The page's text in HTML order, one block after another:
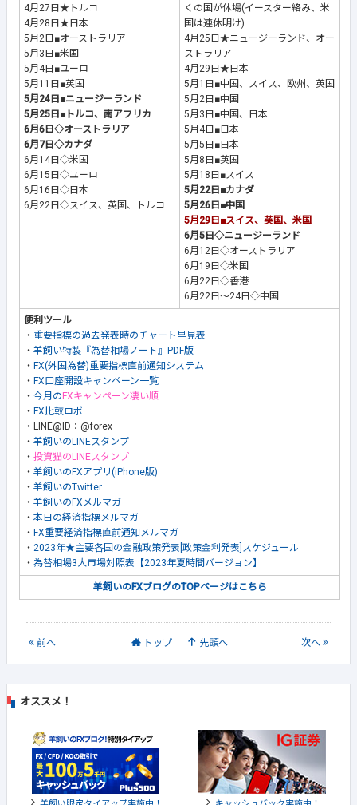
4月27日★トルコ
4月28日★日本
5月2日■オーストラリア
5月3日■米国
5月4日■ユーロ
5月11日■英国
5月24日■ニュージーランド
5月25日■トルコ、南アフリカ
6月6日◇オーストラリア
6月7日◇カナダ
6月14日◇米国
6月15日◇ユーロ
6月16日◇日本
6月22日◇スイス、英国、トルコ
くの国が休場(イースター絡み、米
国は連休明け)
4月25日★ニュージーランド、オー
ストラリア
4月29日★日本
5月1日■中国、スイス、欧州、英国
5月2日■中国
5月3日■中国、日本
5月4日■日本
5月5日■日本
5月8日■英国
5月18日■スイス
5月22日■カナダ
5月26日■中国
5月29日■スイス、英国、米国
6月5日◇ニュージーランド
6月12日◇オーストラリア
6月19日◇米国
6月22日◇香港
6月22日～24日◇中国
便利ツール
・ 重要指標の過去発表時のチャート早見表
・ 羊飼い特製『為替相場ノート』PDF版
・ FX(外国為替)重要指標直前通知システム
・ FX口座開設キャンペーン一覧
・ 今月の FXキャンペーン凄い順
・ FX比較ロボ
・LINE@ID：@forex
・ 羊飼いのLINEスタンプ
・ 投資猫のLINEスタンプ
・ 羊飼いのFXアプリ(iPhone版)
・ 羊飼いのTwitter
・ 羊飼いのFXメルマガ
・ 本日の経済指標メルマガ
・ FX重要経済指標直前通知メルマガ
・ 2023年★主要各国の金融政策発表[政策金利発表]スケジュール
・ 為替相場3大市場対照表【2023年夏時間バージョン】
羊飼いのFXブログのTOPページはこちら
前へ トップ 先頭へ 次へ
オススメ！